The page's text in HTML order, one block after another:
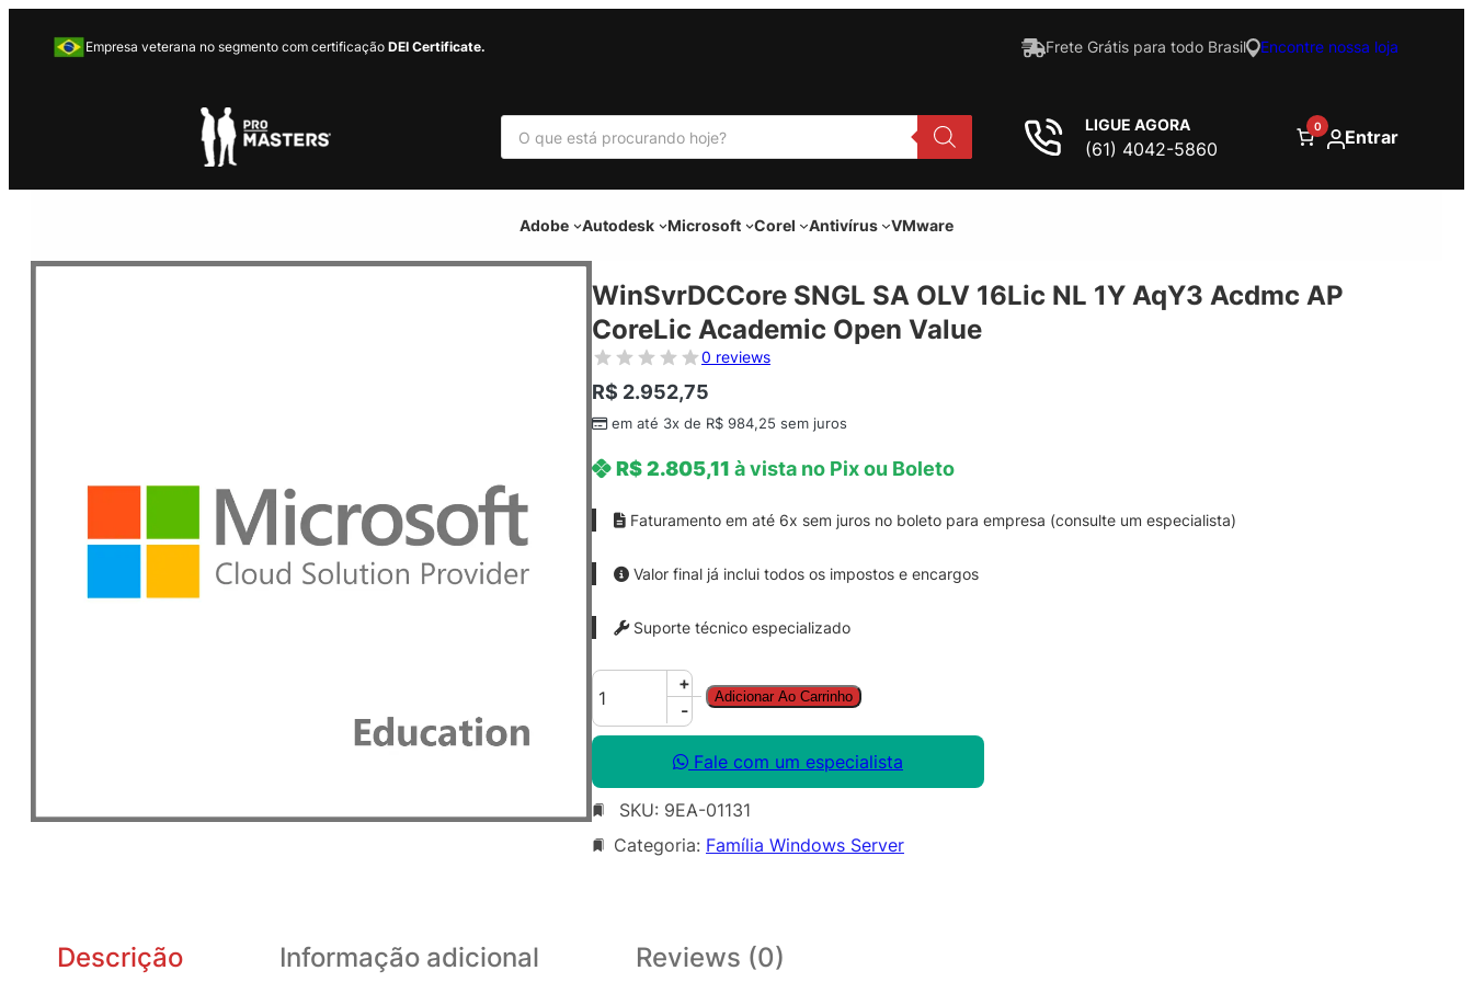
Empresa veterana no segmento com certificação DEI Certificate. Frete Grátis para todo Brasil Encontre nossa loja
P
s
u
r
LIGUE AGORA
(61) 4042-5860
0 Entrar
Adobe Autodesk Microsoft Corel Antivírus VMware
WinSvrDCCore SNGL SA OLV 16Lic NL 1Y AqY3 Acdmc AP
CoreLic Academic Open Value
0 reviews
R$ 2.952,75
em até 3x de R$ 984,25 sem juros
R$2.805,11 à vista no Pix ou Boleto
Faturamento em até 6x sem juros no boleto para empresa (consulte um especialista)
Valor final já inclui todos os impostos e encargos
Suporte técnico especializado
W
n
v
r
D
+
-
Adicionar Ao Carrinho
Fale com um especialista
SKU: 9EA-01131
Categoria: Família Windows Server
Descrição Informação adicional Reviews (0)